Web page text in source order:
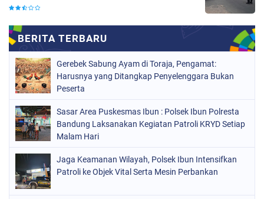
Gerebek Sabung Ayam di Toraja, Pengamat:
Harusnya yang Ditangkap Penyelenggara Bukan
Peserta
Sasar Area Puskesmas Ibun : Polsek Ibun Polresta
Bandung Laksanakan Kegiatan Patroli KRYD Setiap
Malam Hari
Jaga Keamanan Wilayah, Polsek Ibun Intensifkan
Patroli ke Objek Vital Serta Mesin Perbankan